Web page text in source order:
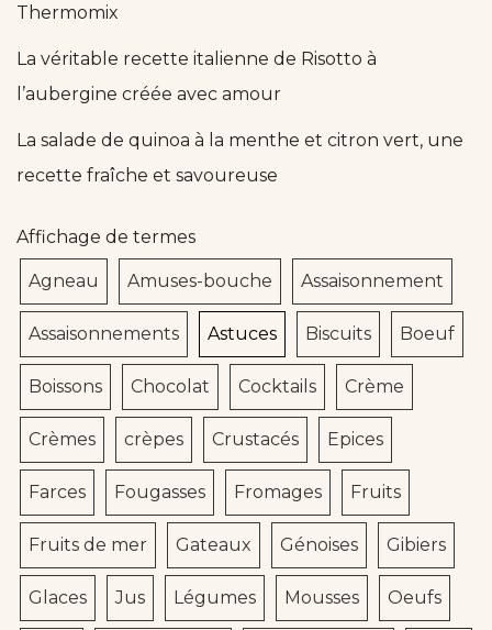
Thermomix
La véritable recette italienne de Risotto à
l’aubergine créée avec amour
La salade de quinoa à la menthe et citron vert, une
recette fraîche et savoureuse
Affichage de termes
Agneau Amuses-bouche Assaisonnement
Assaisonnements Astuces Biscuits Boeuf
Boissons Chocolat Cocktails Crème
Crèmes crèpes Crustacés Epices
Farces Fougasses Fromages Fruits
Fruits de mer Gateaux Génoises Gibiers
Glaces Jus Légumes Mousses Oeufs